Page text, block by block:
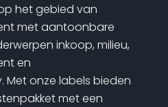
het gebied van
met aantoonbare
inkoop, milieu,
en
onze labels bieden
met een